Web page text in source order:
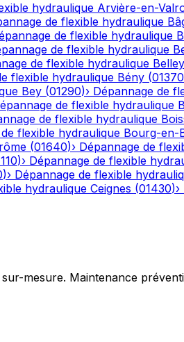
hydraulique Arvière-en-
de flexible hydraulique
de flexible hydraulique
de flexible hydraulique
de flexible hydraulique
flexible hydraulique Bény (01370
Bey (01290)› Dépannage de
de flexible hydraulique
de flexible hydraulique
flexible hydraulique Bourg-en-
(01640)› Dépannage de
)› Dépannage de flexible
)› Dépannage de flexible
hydraulique Ceignes (01430)›
mesure. Maintenance